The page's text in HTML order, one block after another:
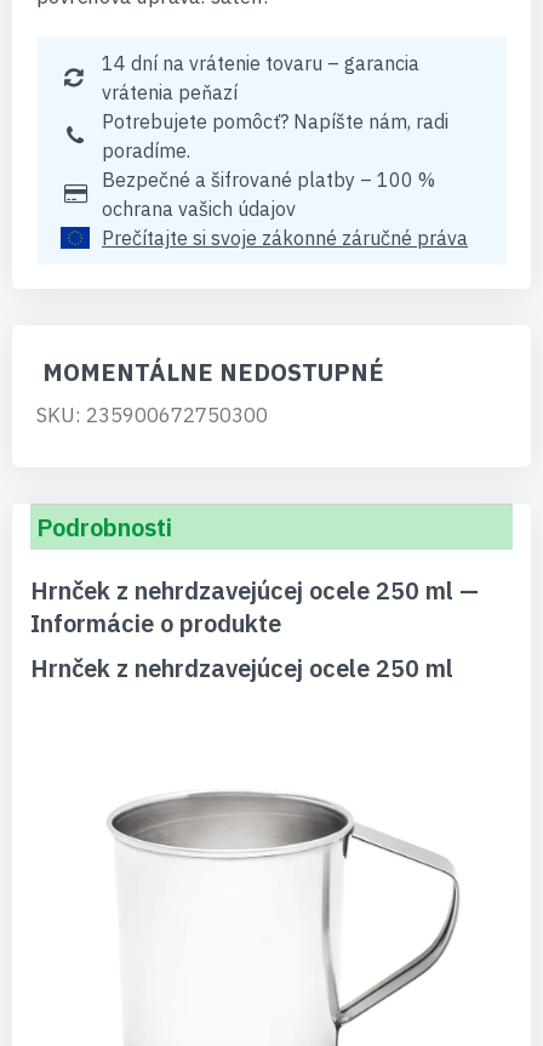
14 dní na vrátenie tovaru – garancia
vrátenia peňazí
Potrebujete pomôcť? Napíšte nám, radi
poradíme.
Bezpečné a šifrované platby – 100 %
ochrana vašich údajov
Prečítajte si svoje zákonné záručné práva
MOMENTÁLNE NEDOSTUPNÉ
SKU: 235900672750300
Podrobnosti
Hrnček z nehrdzavejúcej ocele 250 ml —
Informácie o produkte
Hrnček z nehrdzavejúcej ocele 250 ml